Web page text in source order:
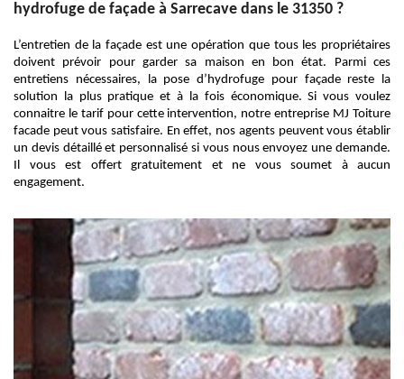
hydrofuge de façade à Sarrecave dans le 31350 ?
L’entretien de la façade est une opération que tous les propriétaires
doivent prévoir pour garder sa maison en bon état. Parmi ces
entretiens nécessaires, la pose d’hydrofuge pour façade reste la
solution la plus pratique et à la fois économique. Si vous voulez
connaitre le tarif pour cette intervention, notre entreprise MJ Toiture
facade peut vous satisfaire. En effet, nos agents peuvent vous établir
un devis détaillé et personnalisé si vous nous envoyez une demande.
Il vous est offert gratuitement et ne vous soumet à aucun
engagement.